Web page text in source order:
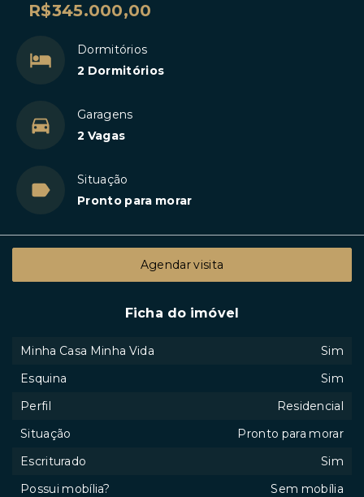
R$345.000,00
Dormitórios
2 Dormitórios
Garagens
2 Vagas
Situação
Pronto para morar
Agendar visita
Ficha do imóvel
Minha Casa Minha Vida
Sim
Esquina
Sim
Perfil
Residencial
Situação
Pronto para morar
Escriturado
Sim
Possui mobília?
Sem mobília